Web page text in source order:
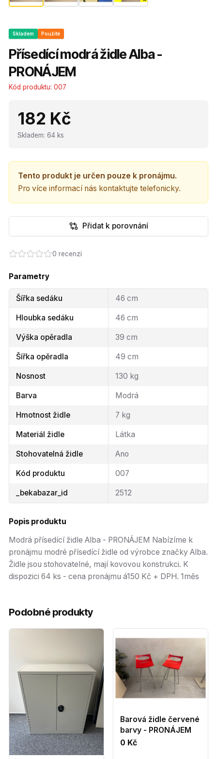
Skladem Použité
Přísedící modrá židle Alba -
PRONÁJEM
Kód produktu: 007
182 Kč
Skladem: 64 ks
Tento produkt je určen pouze k pronájmu.
Pro více informací nás kontaktujte telefonicky.
Přidat k porovnání
0 recenzí
Parametry
Šířka sedáku 46 cm
Hloubka sedáku 46 cm
Výška opěradla 39 cm
Šířka opěradla 49 cm
Nosnost 130 kg
Barva Modrá
Hmotnost židle 7 kg
Materiál židle Látka
Stohovatelná židle Ano
Kód produktu 007
_bekabazar_id 2512
Popis produktu
Modrá přísedící židle Alba - PRONÁJEM Nabízíme k
pronájmu modré přísedící židle od výrobce značky Alba.
Židle jsou stohovatelné, mají kovovou konstrukci. K
dispozici 64 ks - cena pronájmu á150 Kč + DPH. 1měs
Podobné produkty
Barová židle červené
barvy - PRONÁJEM
0 Kč